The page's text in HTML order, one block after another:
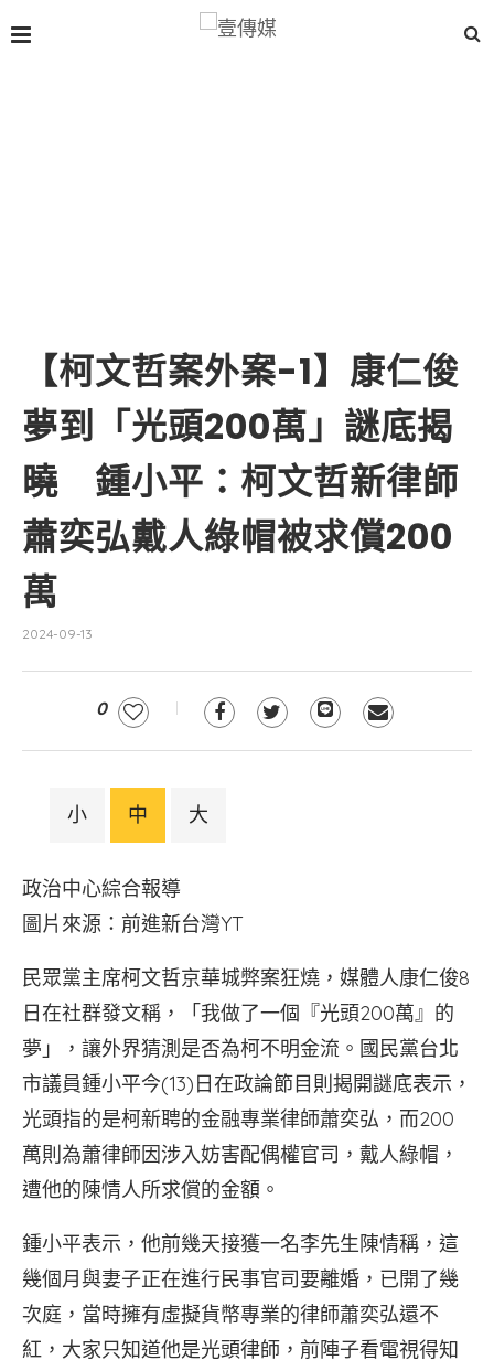
【柯文哲案外案-1】康仁俊
夢到「光頭200萬」謎底揭
曉 鍾小平：柯文哲新律師
蕭奕弘戴人綠帽被求償200
萬
2024-09-13
0
小 中 大
政治中心綜合報導
圖片來源：前進新台灣YT
民眾黨主席柯文哲京華城弊案狂燒，媒體人康仁俊8
日在社群發文稱，「我做了一個『光頭200萬』的
夢」，讓外界猜測是否為柯不明金流。國民黨台北
市議員鍾小平今(13)日在政論節目則揭開謎底表示，
光頭指的是柯新聘的金融專業律師蕭奕弘，而200
萬則為蕭律師因涉入妨害配偶權官司，戴人綠帽，
遭他的陳情人所求償的金額。
鍾小平表示，他前幾天接獲一名李先生陳情稱，這
幾個月與妻子正在進行民事官司要離婚，已開了幾
次庭，當時擁有虛擬貨幣專業的律師蕭奕弘還不
紅，大家只知道他是光頭律師，前陣子看電視得知